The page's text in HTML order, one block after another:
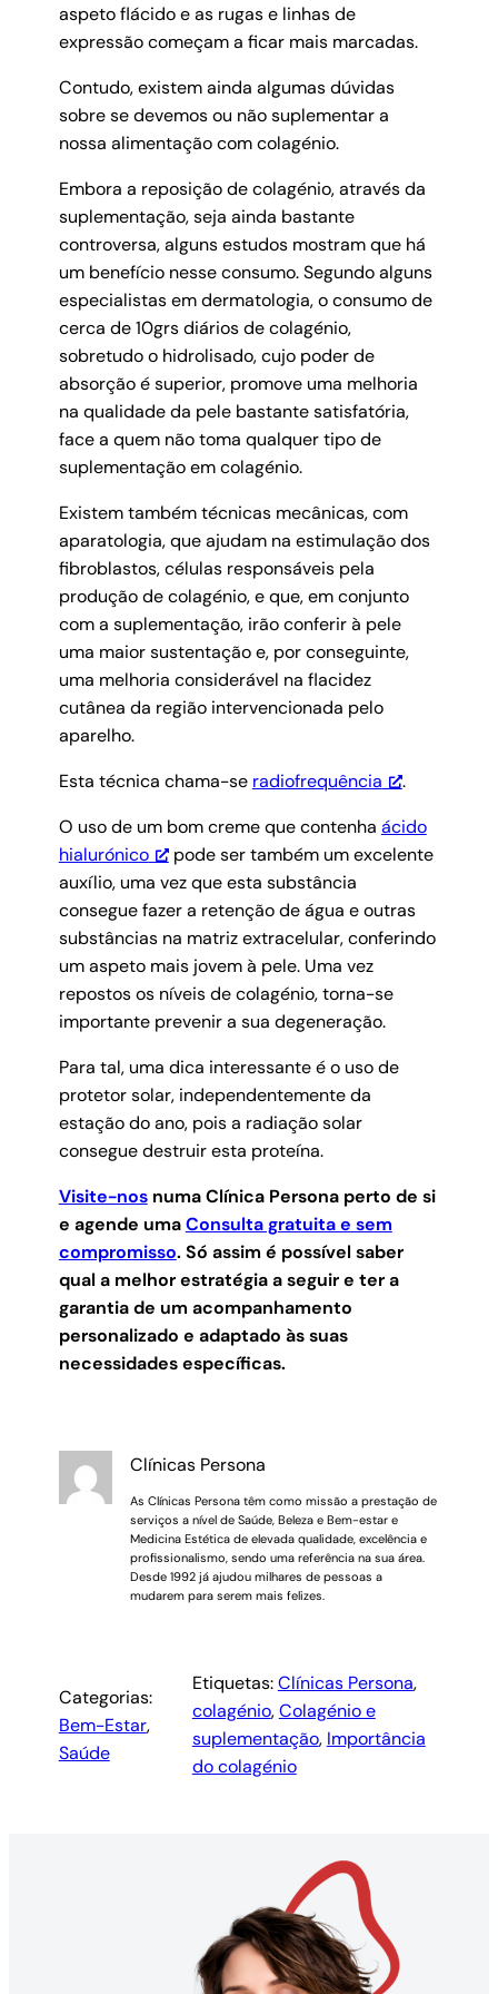
aspeto flácido e as rugas e linhas de
expressão começam a ficar mais marcadas.
Contudo, existem ainda algumas dúvidas
sobre se devemos ou não suplementar a
nossa alimentação com colagénio.
Embora a reposição de colagénio, através da
suplementação, seja ainda bastante
controversa, alguns estudos mostram que há
um benefício nesse consumo. Segundo alguns
especialistas em dermatologia, o consumo de
cerca de 10grs diários de colagénio,
sobretudo o hidrolisado, cujo poder de
absorção é superior, promove uma melhoria
na qualidade da pele bastante satisfatória,
face a quem não toma qualquer tipo de
suplementação em colagénio.
Existem também técnicas mecânicas, com
aparatologia, que ajudam na estimulação dos
fibroblastos, células responsáveis pela
produção de colagénio, e que, em conjunto
com a suplementação, irão conferir à pele
uma maior sustentação e, por conseguinte,
uma melhoria considerável na flacidez
cutânea da região intervencionada pelo
aparelho.
Esta técnica chama-se radiofrequência
.
O uso de um bom creme que contenha ácido
hialurónico
pode ser também um excelente
auxílio, uma vez que esta substância
consegue fazer a retenção de água e outras
substâncias na matriz extracelular, conferindo
um aspeto mais jovem à pele. Uma vez
repostos os níveis de colagénio, torna-se
importante prevenir a sua degeneração.
Para tal, uma dica interessante é o uso de
protetor solar, independentemente da
estação do ano, pois a radiação solar
consegue destruir esta proteína.
Visite-nosnuma Clínica Persona perto de si
e agende umaConsulta gratuita e sem
compromisso. Só assim é possível saber
qual a melhor estratégia a seguir e ter a
garantia de um acompanhamento
personalizado e adaptado às suas
necessidades específicas.
Clínicas Persona
As Clínicas Persona têm como missão a prestação de
serviços a nível de Saúde, Beleza e Bem-estar e
Medicina Estética de elevada qualidade, excelência e
profissionalismo, sendo uma referência na sua área.
Desde 1992 já ajudou milhares de pessoas a
mudarem para serem mais felizes.
Categorias:
Bem-Estar,
Saúde
Etiquetas:Clínicas Persona,
colagénio, Colagénio e
suplementação, Importância
do colagénio